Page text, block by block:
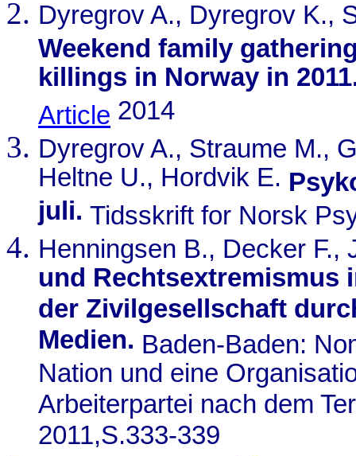
Dyregrov A., Dyregrov K.,
Weekend family
killings in Norway in
Article 2014
Dyregrov A., Straume M.,
Heltne U., Hordvik E.
juli. Tidsskrift for Norsk
Henningsen B., Decker F.,
und Rechtsextremismus
der Zivilgesellschaft
Medien. Baden-Baden:
Nation und eine
Arbeiterpartei nach dem
2011,S.333-339